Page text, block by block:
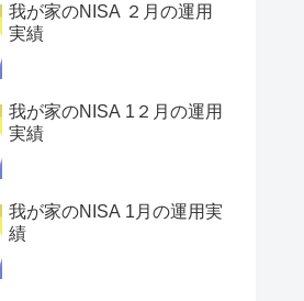
我が家のNISA ２月の運用
実績
我が家のNISA 1２月の運用
実績
我が家のNISA 1月の運用実
績